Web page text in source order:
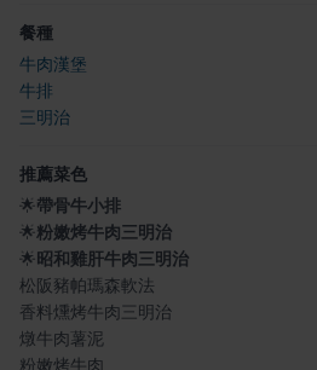
餐種
牛肉漢堡
牛排
三明治
推薦菜色
🌟帶骨牛小排
🌟粉嫩烤牛肉三明治
🌟 昭和雞肝牛肉三明治
松阪豬帕瑪森軟法
香料燻烤牛肉三明治
燉牛肉薯泥
粉嫩烤牛肉